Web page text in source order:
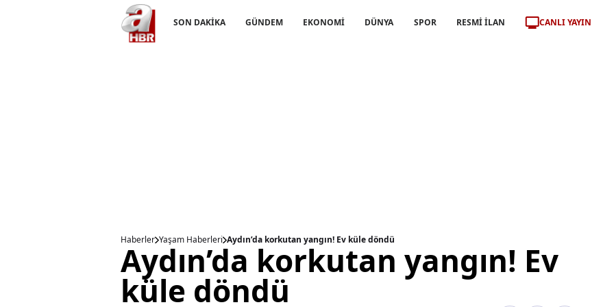
SON DAKİKA GÜNDEM EKONOMİ DÜNYA SPOR RESMİ İLAN CANLI YAYIN
Haberler Yaşam Haberleri Aydın’da korkutan yangın! Ev küle döndü
Aydın’da korkutan yangın! Ev
küle döndü